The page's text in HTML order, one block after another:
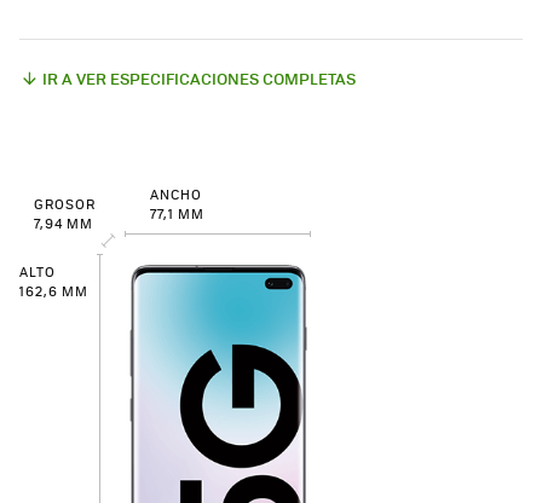
IR A VER ESPECIFICACIONES COMPLETAS
GROSOR
7,94 MM
ANCHO
77,1 MM
ALTO
162,6 MM